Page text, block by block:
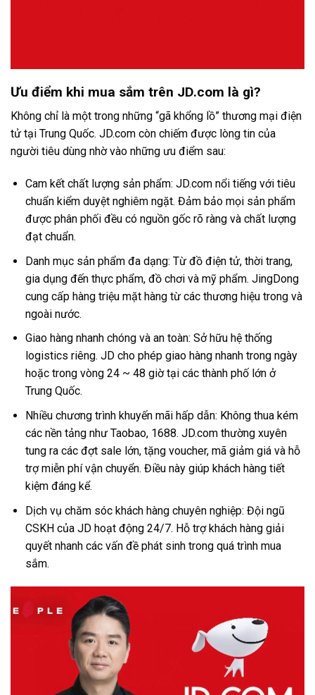
Ưu điểm khi mua sắm trên JD.com là gì?
Không chỉ là một trong những “gã khổng lồ” thương mại điện
tử tại Trung Quốc. JD.com còn chiếm được lòng tin của
người tiêu dùng nhờ vào những ưu điểm sau:
Cam kết chất lượng sản phẩm: JD.com nổi tiếng với tiêu
chuẩn kiểm duyệt nghiêm ngặt. Đảm bảo mọi sản phẩm
được phân phối đều có nguồn gốc rõ ràng và chất lượng
đạt chuẩn.
Danh mục sản phẩm đa dạng: Từ đồ điện tử, thời trang,
gia dụng đến thực phẩm, đồ chơi và mỹ phẩm. JingDong
cung cấp hàng triệu mặt hàng từ các thương hiệu trong và
ngoài nước.
Giao hàng nhanh chóng và an toàn: Sở hữu hệ thống
logistics riêng. JD cho phép giao hàng nhanh trong ngày
hoặc trong vòng 24 ~ 48 giờ tại các thành phố lớn ở
Trung Quốc.
Nhiều chương trình khuyến mãi hấp dẫn: Không thua kém
các nền tảng như Taobao, 1688. JD.com thường xuyên
tung ra các đợt sale lớn, tặng voucher, mã giảm giá và hỗ
trợ miễn phí vận chuyển. Điều này giúp khách hàng tiết
kiệm đáng kể.
Dịch vụ chăm sóc khách hàng chuyên nghiệp: Đội ngũ
CSKH của JD hoạt động 24/7. Hỗ trợ khách hàng giải
quyết nhanh các vấn đề phát sinh trong quá trình mua
sắm.